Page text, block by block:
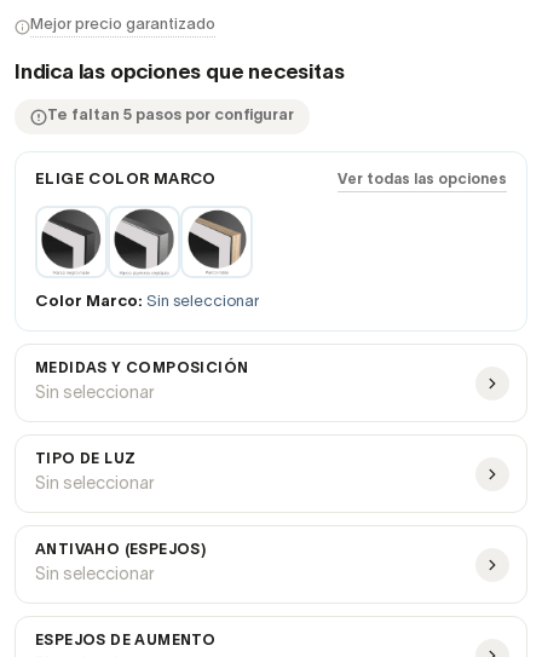
Mejor precio garantizado
Indica las opciones que necesitas
Te faltan 5 pasos por configurar
ELIGE COLOR MARCO Ver todas las opciones
Color Marco: Sin seleccionar
MEDIDAS Y COMPOSICIÓN
Sin seleccionar
TIPO DE LUZ
Sin seleccionar
ANTIVAHO (ESPEJOS)
Sin seleccionar
ESPEJOS DE AUMENTO